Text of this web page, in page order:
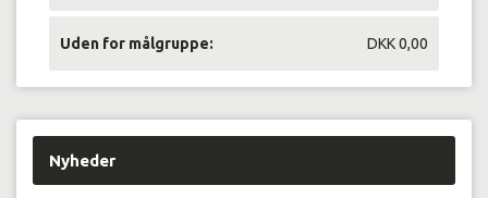
Uden for målgruppe: DKK 0,00
Nyheder